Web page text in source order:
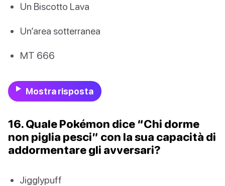
Un Biscotto Lava
Un’area sotterranea
MT 666
Mostra risposta
16. Quale Pokémon dice “Chi dorme
non piglia pesci” con la sua capacità di
addormentare gli avversari?
Jigglypuff